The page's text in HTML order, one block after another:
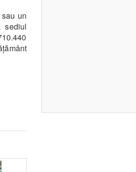
un
sediul